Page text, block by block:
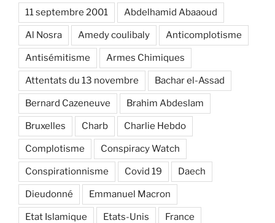
11 septembre 2001 Abdelhamid Abaaoud
Al Nosra Amedy coulibaly Anticomplotisme
Antisémitisme Armes Chimiques
Attentats du 13 novembre Bachar el-Assad
Bernard Cazeneuve Brahim Abdeslam
Bruxelles Charb Charlie Hebdo
Complotisme Conspiracy Watch
Conspirationnisme Covid 19 Daech
Dieudonné Emmanuel Macron
Etat Islamique Etats-Unis France